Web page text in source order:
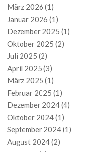
März 2026 (1)
Januar 2026 (1)
Dezember 2025 (1)
Oktober 2025 (2)
Juli 2025 (2)
April 2025 (3)
März 2025 (1)
Februar 2025 (1)
Dezember 2024(4)
Oktober 2024(1)
September 2024(1)
August 2024(2)